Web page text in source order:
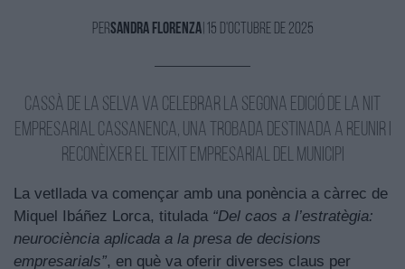
PerSandra Florenza| 15 d'Octubre de 2025
Cassà de la Selva va celebrar la segona edició de la Nit
Empresarial Cassanenca, una trobada destinada a reunir i
reconèixer el teixit empresarial del municipi
La vetllada va començar amb una ponència a càrrec de
Miquel Ibáñez Lorca, titulada “Del caos a l’estratègia:
neurociència aplicada a la presa de decisions
empresarials”, en què va oferir diverses claus per